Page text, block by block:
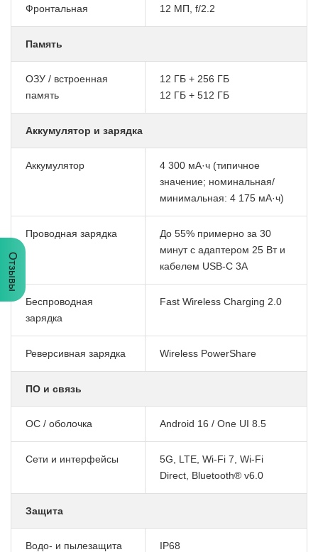
Фронтальная 12 МП, f/2.2
Память
ОЗУ / встроенная
память
12 ГБ + 256 ГБ
12 ГБ + 512 ГБ
Аккумулятор и зарядка
Аккумулятор 4 300 мА·ч (типичное
значение; номинальная/
минимальная: 4 175 мА·ч)
Проводная зарядка
До 55% примерно за 30
минут с адаптером 25 Вт и
кабелем USB-C 3A
Беспроводная
зарядка
Fast Wireless Charging 2.0
Реверсивная зарядка Wireless PowerShare
ПО и связь
ОС / оболочка Android 16 / One UI 8.5
Сети и интерфейсы
5G, LTE, Wi-Fi 7, Wi-Fi
Direct, Bluetooth® v6.0
Защита
Водо- и пылезащита IP68
Отзывы